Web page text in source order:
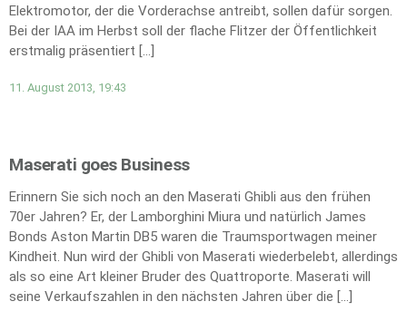
Elektromotor, der die Vorderachse antreibt, sollen dafür sorgen.
Bei der IAA im Herbst soll der flache Flitzer der Öffentlichkeit
erstmalig präsentiert […]
11. August 2013, 19:43
Maserati goes Business
Erinnern Sie sich noch an den Maserati Ghibli aus den frühen
70er Jahren? Er, der Lamborghini Miura und natürlich James
Bonds Aston Martin DB5 waren die Traumsportwagen meiner
Kindheit. Nun wird der Ghibli von Maserati wiederbelebt, allerdings
als so eine Art kleiner Bruder des Quattroporte. Maserati will
seine Verkaufszahlen in den nächsten Jahren über die […]